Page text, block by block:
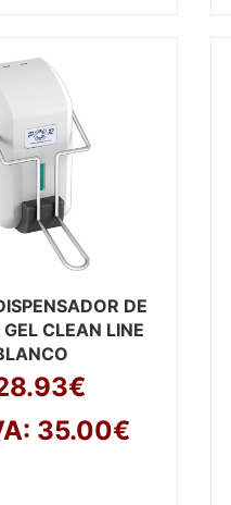
DE
CLEAN LINE
35.00€